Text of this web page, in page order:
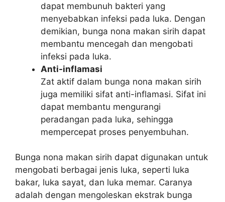
dapat membunuh bakteri yang
menyebabkan infeksi pada luka. Dengan
demikian, bunga nona makan sirih dapat
membantu mencegah dan mengobati
infeksi pada luka.
Anti-inflamasi
Zat aktif dalam bunga nona makan sirih
juga memiliki sifat anti-inflamasi. Sifat ini
dapat membantu mengurangi
peradangan pada luka, sehingga
mempercepat proses penyembuhan.
Bunga nona makan sirih dapat digunakan untuk
mengobati berbagai jenis luka, seperti luka
bakar, luka sayat, dan luka memar. Caranya
adalah dengan mengoleskan ekstrak bunga